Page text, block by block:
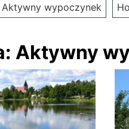
Aktywny wypoczynek
Aktywny